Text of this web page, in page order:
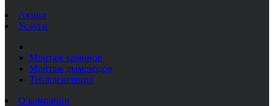
Акции
Услуги
Монтаж каминов
Монтаж дымоходов
Теплоизоляция
О компании